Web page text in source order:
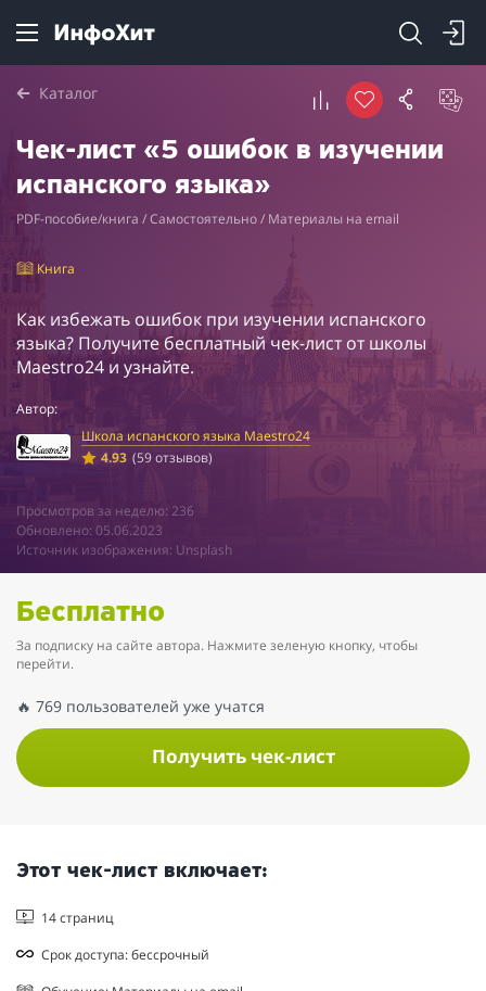
Каталог
Чек-лист «5 ошибок в изучении
испанского языка»
PDF-пособие/книга / Самостоятельно / Материалы на email
Книга
Как избежать ошибок при изучении испанского
языка? Получите бесплатный чек-лист от школы
Maestro24 и узнайте.
Автор:
Школа испанского языка Maestro24
4.93 (59 отзывов)
Просмотров за неделю: 236
Обновлено: 05.06.2023
Источник изображения: Unsplash
Бесплатно
За подписку на сайте автора. Нажмите зеленую кнопку, чтобы
перейти.
🔥 769 пользователей уже учатся
Получить чек-лист
Этот чек-лист включает:
14 страниц
Срок доступа: бессрочный